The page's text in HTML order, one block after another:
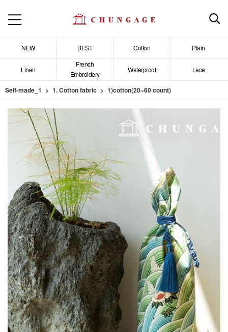
NEW BEST Cotton Plain
Linen
French
Embroidery
Waterproof Lace
Self-made_1 1. Cotton fabric 1)cotton(20~60 count)